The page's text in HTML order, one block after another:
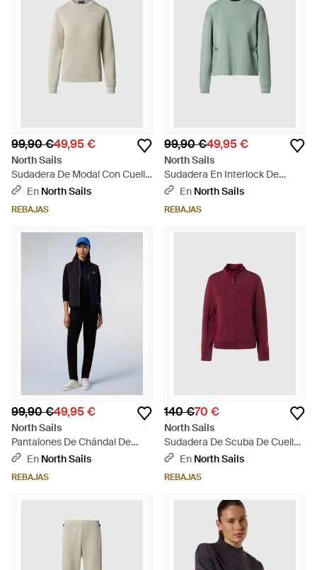
99,90 €49,95 €
North Sails
Sudadera De Modal Con Cuello
Redondo - Neutro
En North Sails
REBAJAS
99,90 €49,95 €
North Sails
Sudadera En Interlock De
Cuello Redondo - Verde
En North Sails
REBAJAS
99,90 €49,95 €
North Sails
Pantalones De Chándal De
Forro Polar Técnico - Azul
En North Sails
REBAJAS
140 €70 €
North Sails
Sudadera De Scuba De Cuello
Alto - Rojo
En North Sails
REBAJAS